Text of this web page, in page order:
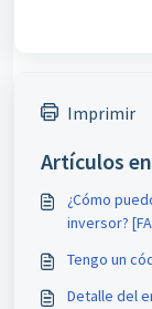
Imprimir
Artículos
¿Cómo
inversor?
Tengo un
Detalle del